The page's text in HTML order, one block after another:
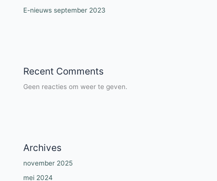
E-nieuws september 2023
Recent Comments
Geen reacties om weer te geven.
Archives
november 2025
mei 2024